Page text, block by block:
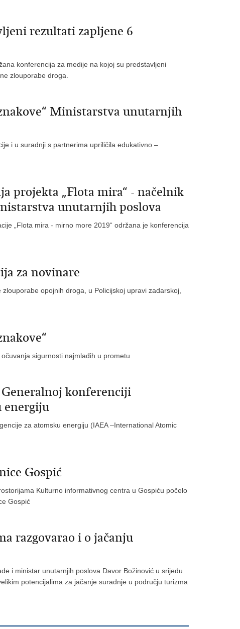
rezultati zapljene 6
konferencija za medije na kojoj su predstavljeni
zlouporabe droga.
Ministarstva unutarnjih
i u suradnji s partnerima upriličila edukativno –
projekta „Flota mira“ - načelnik
unutarnjih poslova
„Flota mira - mirno more 2019“ održana je konferencija
za novinare
opojnih droga, u Policijskoj upravi zadarskoj,
sigurnosti najmlađih u prometu
konferenciji
energiju
za atomsku energiju (IAEA –International Atomic
Gospić
Kulturno informativnog centra u Gospiću počelo
Gospić
razgovarao i o jačanju
i ministar unutarnjih poslova Davor Božinović u srijedu
potencijalima za jačanje suradnje u području turizma